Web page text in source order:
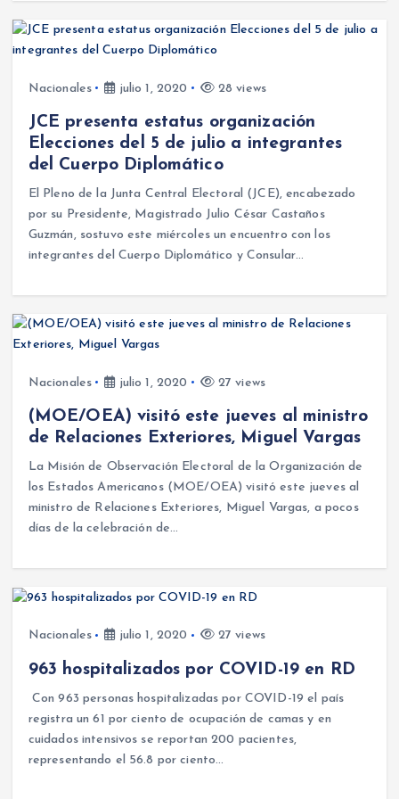
Nacionales julio 1, 2020 28 views
JCE presenta estatus organización
Elecciones del 5 de julio a integrantes
del Cuerpo Diplomático
El Pleno de la Junta Central Electoral (JCE), encabezado
por su Presidente, Magistrado Julio César Castaños
Guzmán, sostuvo este miércoles un encuentro con los
integrantes del Cuerpo Diplomático y Consular…
Nacionales julio 1, 2020 27 views
(MOE/OEA) visitó este jueves al ministro
de Relaciones Exteriores, Miguel Vargas
La Misión de Observación Electoral de la Organización de
los Estados Americanos (MOE/OEA) visitó este jueves al
ministro de Relaciones Exteriores, Miguel Vargas, a pocos
días de la celebración de…
Nacionales julio 1, 2020 27 views
963 hospitalizados por COVID-19 en RD
Con 963 personas hospitalizadas por COVID-19 el país
registra un 61 por ciento de ocupación de camas y en
cuidados intensivos se reportan 200 pacientes,
representando el 56.8 por ciento…